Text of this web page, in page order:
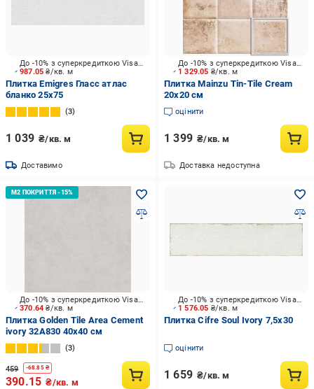
987.05₴/кв. м
До -10% з суперкредиткою Visa Вигода
Плитка Emigres Гласс атлас
бланко 25x75
3
1 039 ₴/кв. м
Доставимо
1 329.05 ₴/кв. м
До -10% з суперкредиткою Visa Вигода
Плитка Mainzu Tin-Tile Cream
20x20 см
оцінити
1 399 ₴/кв. м
Доставка недоступна
370.64₴/кв. м
До -10% з суперкредиткою Visa Вигода
Плитка Golden Tile Area Cement
ivory 32А830 40х40 см
3
459 -68.85₴
390.15 ₴/кв. м
1 576.05 ₴/кв. м
До -10% з суперкредиткою Visa Вигода
Плитка Cifre Soul Ivory 7,5x30
оцінити
1 659 ₴/кв. м